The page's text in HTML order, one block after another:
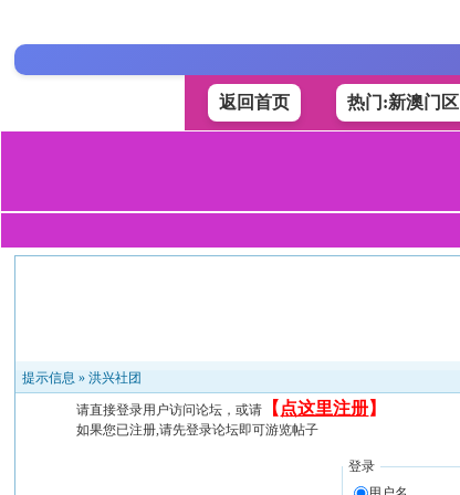
返回首页 热门:新澳门区
提示信息 »洪兴社团
请直接登录用户访问论坛，或请 【 点这里注册】
如果您已注册,请先登录论坛即可游览帖子
登录